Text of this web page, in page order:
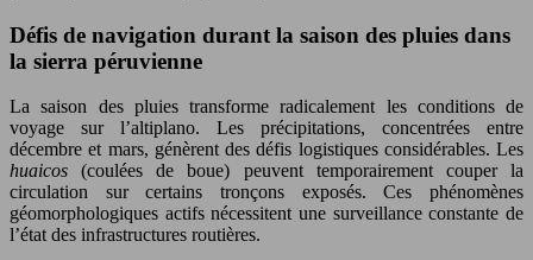
Défis de navigation durant la saison des pluies dans
la sierra péruvienne
La saison des pluies transforme radicalement les conditions de
voyage sur l’altiplano. Les précipitations, concentrées entre
décembre et mars, génèrent des défis logistiques considérables. Les
huaicos (coulées de boue) peuvent temporairement couper la
circulation sur certains tronçons exposés. Ces phénomènes
géomorphologiques actifs nécessitent une surveillance constante de
l’état des infrastructures routières.